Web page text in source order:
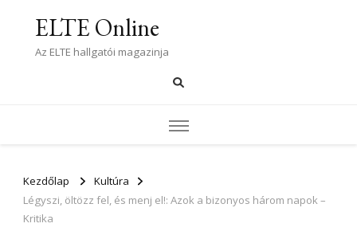
ELTE Online
Az ELTE hallgatói magazinja
Kezdőlap
Kultúra
Légyszi, öltözz fel, és menj el!: Azok a bizonyos három napok –
Kritika